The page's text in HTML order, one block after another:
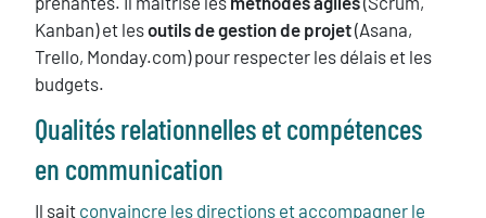
Kanban) et lesoutils de gestion de projet(Asana,
Trello, Monday.com) pour respecter les délais et les
budgets.
Qualités relationnelles et compétences
en communication
Il sait convaincre les directions et accompagner le